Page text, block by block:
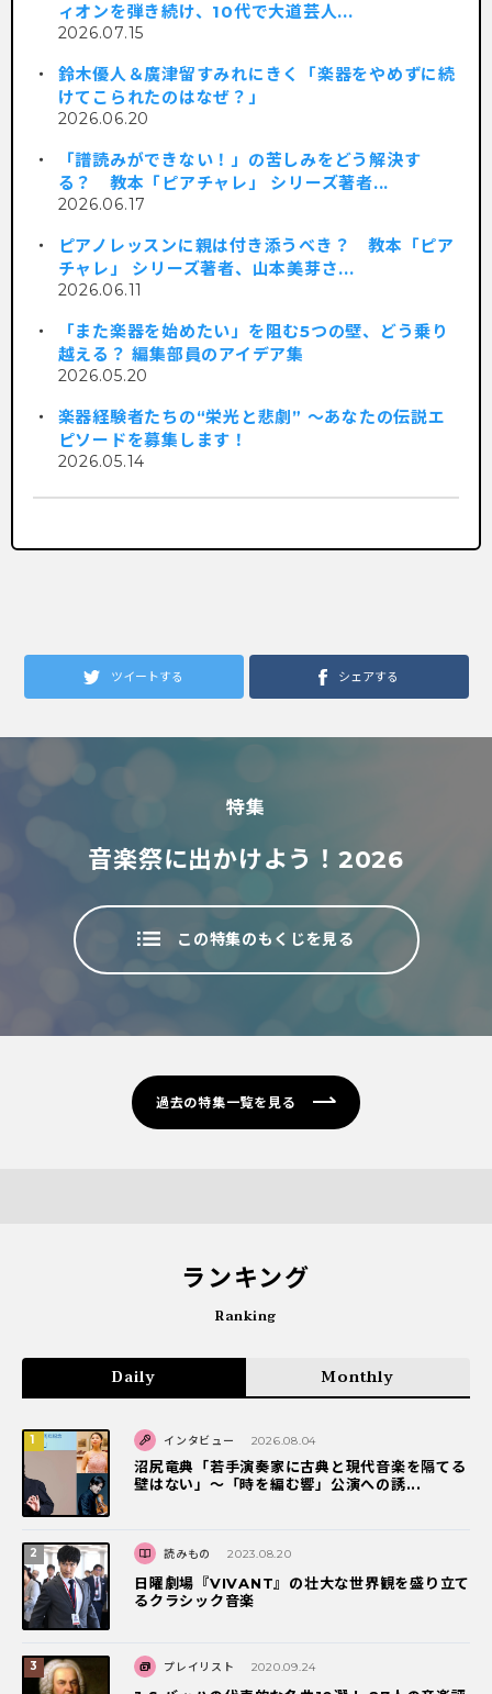
ィオンを弾き続け、10代で大道芸人...
2026.07.15
鈴木優人＆廣津留すみれにきく「楽器をやめずに続
けてこられたのはなぜ？」
2026.06.20
「譜読みができない！」の苦しみをどう解決す
る？ 教本「ピアチャレ」 シリーズ著者...
2026.06.17
ピアノレッスンに親は付き添うべき？ 教本「ピア
チャレ」 シリーズ著者、山本美芽さ...
2026.06.11
「また楽器を始めたい」を阻む5つの壁、どう乗り
越える？ 編集部員のアイデア集
2026.05.20
楽器経験者たちの“栄光と悲劇” 〜あなたの伝説エ
ピソードを募集します！
2026.05.14
ツイートする シェアする
特集
音楽祭に出かけよう！2026
この特集のもくじを見る
過去の特集一覧を見る
ランキング
Ranking
Daily Monthly
インタビュー 2026.08.04
沼尻竜典「若手演奏家に古典と現代音楽を隔てる
壁はない」～「時を編む響」公演への誘...
読みもの 2023.08.20
日曜劇場『VIVANT』の壮大な世界観を盛り立て
るクラシック音楽
プレイリスト 2020.09.24